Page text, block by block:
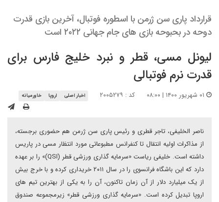
قرارداد پاری سن ژرمن با اسطوره فوتبال، آخرین بازی قدرت
دوحه در بحبوحه بازی های جام جهانی ۲۰۲۲ است
لیونل مسی، قطر و نبرد خلیج فارس برای
قدرت نرم فوتبالی
کد : ۲۰۰۵۲۷۹ اخبار اصلی اروپا خاورمیانه
ناصر الخلیفی، تاجر قطری و رئیس پاری سن ژرمن هم حضوری برجسته،
از مذاکرات اولیه انتقال تا کنفرانس مطبوعاتی مورد انتظار مسی در پاریس
داشته است. خلیفی ریاست «سرمایه گذاری ورزشی قطر (QSI)» را بر عهده
دارد که این باشگاه فرانسوی را در سال ۲۰۱۱ خریداری کرده و با خرج بیش
از یک میلیارد دلار از آن زمان تاکنون، آن را به یکی از بهترین تیم های
اروپا تبدیل کرده است. «سرمایه گذاری ورزشی قطر» زیرمجموعه صندوق